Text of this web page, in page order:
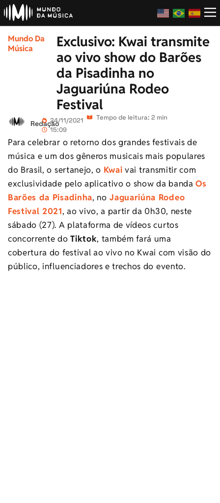
Mundo Da
Música
Exclusivo: Kwai transmite
ao vivo show do Barões
da Pisadinha no
Jaguariúna Rodeo
Festival
Redação24/11/2021
15:09
Tempo de leitura: 2 min
Para celebrar o retorno dos grandes festivais de
música e um dos gêneros musicais mais populares
do Brasil, o sertanejo, o Kwai vai transmitir com
exclusividade pelo aplicativo o show da bandaOs
Barões da Pisadinha, no Jaguariúna Rodeo
Festival 2021, ao vivo, a partir da 0h30, neste
sábado (27). A plataforma de vídeos curtos
concorrente doTiktok, também fará uma
cobertura do festival ao vivo no Kwai com visão do
público, influenciadores e trechos do evento.